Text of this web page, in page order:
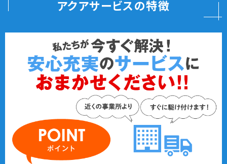
アクアサービスの特徴